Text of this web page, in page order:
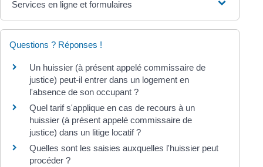
Services en ligne et formulaires
Questions ? Réponses !
Un huissier (à présent appelé commissaire de
justice) peut-il entrer dans un logement en
l'absence de son occupant ?
Quel tarif s'applique en cas de recours à un
huissier (à présent appelé commissaire de
justice) dans un litige locatif ?
Quelles sont les saisies auxquelles l'huissier peut
procéder ?